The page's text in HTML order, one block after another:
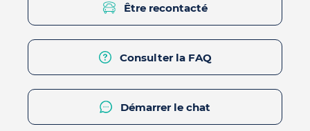
Être recontacté
Consulter la FAQ
Démarrer le chat